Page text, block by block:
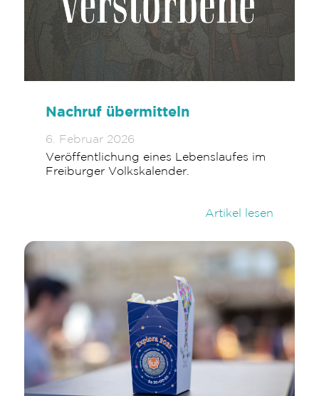
Nachruf übermitteln
6. Februar 2026
Veröffentlichung eines Lebenslaufes im
Freiburger Volkskalender.
Artikel lesen